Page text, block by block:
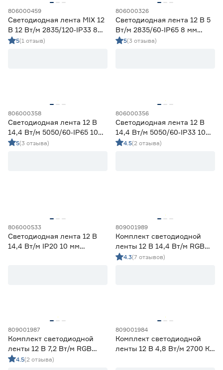
3500-4100К - Нейтральный
5000-6500К - Холодный
20
Регулируемый (белый)
Цветной
3000 (теплый)
3800-4200 (дневной)
14
4000 (нейтральный)
0
Степень защиты (IP)
20 33
1 1,2
10 16
Напряжение (В)
5
806000459
Светодиодная лента MIX 12
В 12 Вт/м 2835/120‑IP33 8
мм теплый/дневной/
5(1 отзыв)
806000326
Светодиодная лента 12 В 5
Вт/м 2835/60‑IP65 8 мм
холодный 2 м Geniled
5(3 отзыва)
806000358
Светодиодная лента 12 В
14,4 Вт/м 5050/60‑IP65 10
мм мультиколор 5 м Geniled
5(3 отзыва)
806000356
Светодиодная лента 12 В
14,4 Вт/м 5050/60‑IP33 10
мм мультиколор 5 м Geniled
4.5(2 отзыва)
806000533
Светодиодная лента 12 В
14,4 Вт/м IP20 10 мм
809001989
Комплект светодиодной
ленты 12 В 14,4 Вт/м RGB
IP20 5050 с пультом ДУ 5 м
4.3(7 отзывов)
809001987
Комплект светодиодной
ленты 12 В 7,2 Вт/м RGB
IP65 5050 Wi‑fi Алиса 5 м
4.5(2 отзыва)
809001984
Комплект светодиодной
ленты 12 В 4,8 Вт/м 2700 К